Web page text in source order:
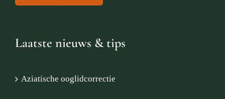
Laatste nieuws & tips
Aziatische ooglidcorrectie